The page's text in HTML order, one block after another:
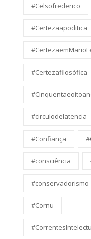
#Celsofrederico
#Certezaapoditica
#Certezafilosófica
#circulodelatencia
#Confiança
#consciência
#conservadorismo
#Cornu